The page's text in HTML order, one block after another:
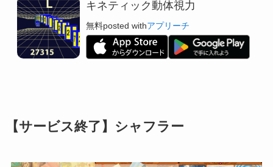
キネティック動体視力
無料posted withアプリーチ
【サービス終了】シャフラー